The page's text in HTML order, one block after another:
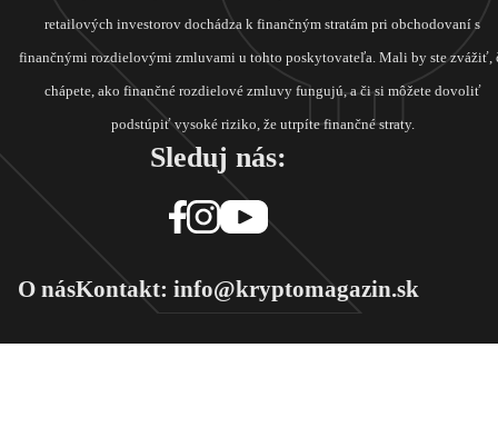
retailových investorov dochádza k finančným stratám pri obchodovaní s
finančnými rozdielovými zmluvami u tohto poskytovateľa. Mali by ste zvážiť,
chápete, ako finančné rozdielové zmluvy fungujú, a či si môžete dovoliť
podstúpiť vysoké riziko, že utrpíte finančné straty.
Sleduj nás:
O násKontakt: info@kryptomagazin.sk